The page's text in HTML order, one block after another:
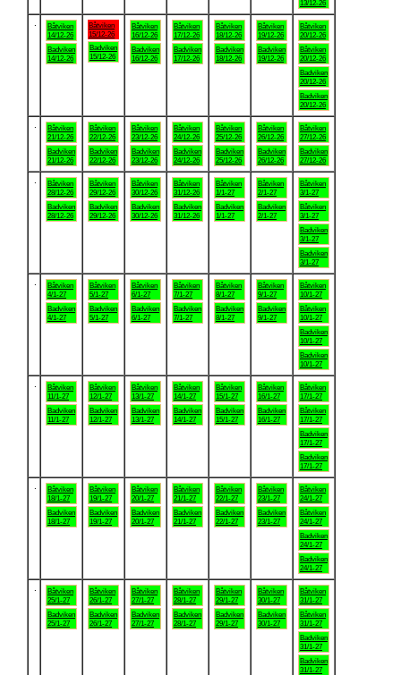
13/12-26
Båtviken
14/12-26
Badviken
14/12-26
Båtviken
15/12-26
Badviken
15/12-26
Båtviken
16/12-26
Badviken
16/12-26
Båtviken
17/12-26
Badviken
17/12-26
Båtviken
18/12-26
Badviken
18/12-26
Båtviken
19/12-26
Badviken
19/12-26
Båtviken
20/12-26
Båtviken
20/12-26
Badviken
20/12-26
Badviken
20/12-26
Båtviken
21/12-26
Badviken
21/12-26
Båtviken
22/12-26
Badviken
22/12-26
Båtviken
23/12-26
Badviken
23/12-26
Båtviken
24/12-26
Badviken
24/12-26
Båtviken
25/12-26
Badviken
25/12-26
Båtviken
26/12-26
Badviken
26/12-26
Båtviken
27/12-26
Badviken
27/12-26
Båtviken
28/12-26
Badviken
28/12-26
Båtviken
29/12-26
Badviken
29/12-26
Båtviken
30/12-26
Badviken
30/12-26
Båtviken
31/12-26
Badviken
31/12-26
Båtviken
1/1-27
Badviken
1/1-27
Båtviken
2/1-27
Badviken
2/1-27
Båtviken
3/1-27
Båtviken
3/1-27
Badviken
3/1-27
Badviken
3/1-27
Båtviken
4/1-27
Badviken
4/1-27
Båtviken
5/1-27
Badviken
5/1-27
Båtviken
6/1-27
Badviken
6/1-27
Båtviken
7/1-27
Badviken
7/1-27
Båtviken
8/1-27
Badviken
8/1-27
Båtviken
9/1-27
Badviken
9/1-27
Båtviken
10/1-27
Båtviken
10/1-27
Badviken
10/1-27
Badviken
10/1-27
Båtviken
11/1-27
Badviken
11/1-27
Båtviken
12/1-27
Badviken
12/1-27
Båtviken
13/1-27
Badviken
13/1-27
Båtviken
14/1-27
Badviken
14/1-27
Båtviken
15/1-27
Badviken
15/1-27
Båtviken
16/1-27
Badviken
16/1-27
Båtviken
17/1-27
Båtviken
17/1-27
Badviken
17/1-27
Badviken
17/1-27
Båtviken
18/1-27
Badviken
18/1-27
Båtviken
19/1-27
Badviken
19/1-27
Båtviken
20/1-27
Badviken
20/1-27
Båtviken
21/1-27
Badviken
21/1-27
Båtviken
22/1-27
Badviken
22/1-27
Båtviken
23/1-27
Badviken
23/1-27
Båtviken
24/1-27
Båtviken
24/1-27
Badviken
24/1-27
Badviken
24/1-27
Båtviken
25/1-27
Badviken
25/1-27
Båtviken
26/1-27
Badviken
26/1-27
Båtviken
27/1-27
Badviken
27/1-27
Båtviken
28/1-27
Badviken
28/1-27
Båtviken
29/1-27
Badviken
29/1-27
Båtviken
30/1-27
Badviken
30/1-27
Båtviken
31/1-27
Båtviken
31/1-27
Badviken
31/1-27
Badviken
31/1-27